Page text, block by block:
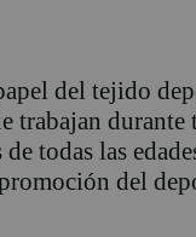
del tejido
trabajan
todas las
del